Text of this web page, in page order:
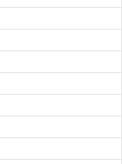
LA MÊME
MAT 60 * 120